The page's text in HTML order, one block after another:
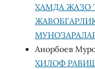
ҲАМДА ЖАЗО
Анорбоев
ХИЛОФ